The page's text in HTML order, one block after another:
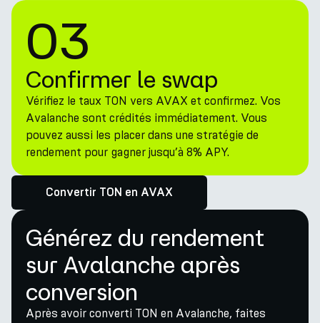
03
Confirmer le swap
Vérifiez le taux TON vers AVAX et confirmez. Vos
Avalanche sont crédités immédiatement. Vous
pouvez aussi les placer dans une stratégie de
rendement pour gagner jusqu’à 8% APY.
Convertir TON en AVAX
Générez du rendement
sur Avalanche après
conversion
Après avoir converti TON en Avalanche, faites